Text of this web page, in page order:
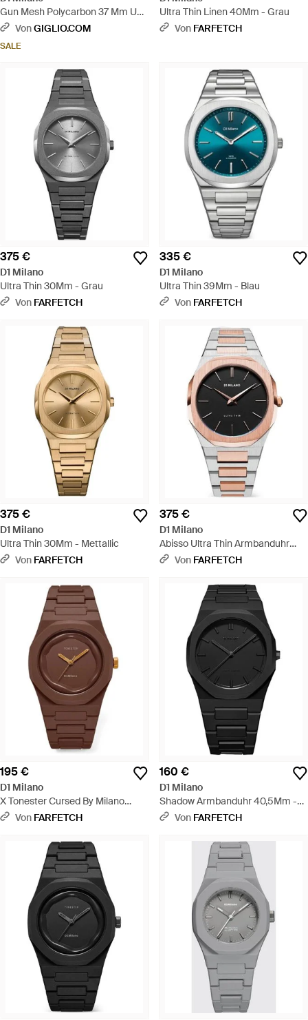
Gun Mesh Polycarbon 37 Mm Uhr
- Schwarz
VonGIGLIO.COM
SALE
Ultra Thin Linen 40Mm - Grau
Von FARFETCH
375 €
D1 Milano
Ultra Thin 30Mm - Grau
Von FARFETCH
335 €
D1 Milano
Ultra Thin 39Mm - Blau
Von FARFETCH
375 €
D1 Milano
Ultra Thin 30Mm - Mettallic
Von FARFETCH
375 €
D1 Milano
Abisso Ultra Thin Armbanduhr
38Mm - Schwarz
Von FARFETCH
195 €
D1 Milano
X Tonester Cursed By Milano
Armbanduhr 40,5Mm - Braun
Von FARFETCH
160 €
D1 Milano
Shadow Armbanduhr 40,5Mm -
Schwarz
Von FARFETCH